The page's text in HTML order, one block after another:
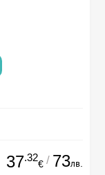
37.32
€ / 73лв.